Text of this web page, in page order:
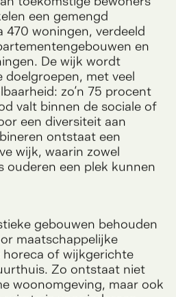
toekomstige bewoners
een gemengd
470 woningen, verdeeld
en
De wijk wordt
met veel
zo’n 75 procent
valt binnen de sociale of
een diversiteit aan
ontstaat een
wijk, waarin zowel
ouderen een plek kunnen
gebouwen behouden
maatschappelijke
of wijkgerichte
Zo ontstaat niet